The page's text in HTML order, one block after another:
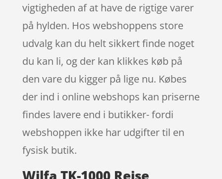
vigtigheden af at have de rigtige varer
på hylden. Hos webshoppens store
udvalg kan du helt sikkert finde noget
du kan li, og der kan klikkes køb på
den vare du kigger på lige nu. Købes
der ind i online webshops kan priserne
findes lavere end i butikker- fordi
webshoppen ikke har udgifter til en
fysisk butik.
Wilfa TK-1000 Rejse